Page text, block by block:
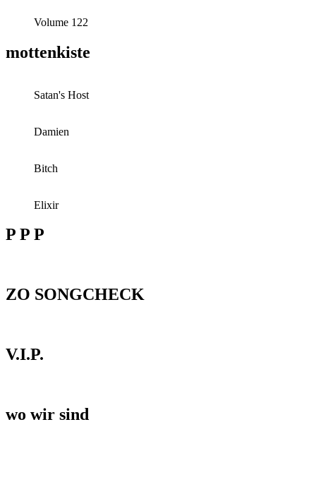
Volume 122
mottenkiste
Satan's Host
Damien
Bitch
Elixir
P P P
ZO SONGCHECK
V.I.P.
wo wir sind